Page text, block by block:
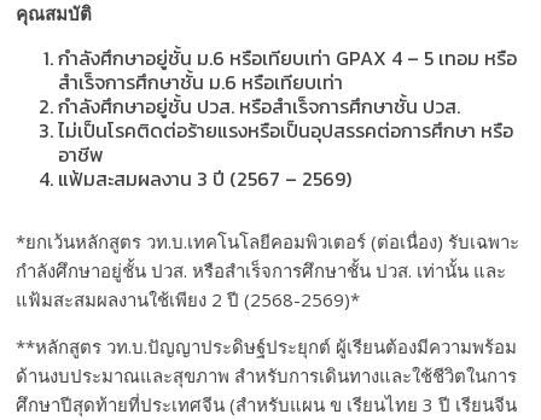
คุณสมบัติ
กำลังศึกษาอยู่ชั้น ม.6 หรือเทียบเท่า GPAX 4 – 5 เทอม หรือ
สำเร็จการศึกษาชั้น ม.6 หรือเทียบเท่า
กำลังศึกษาอยู่ชั้น ปวส. หรือสำเร็จการศึกษาชั้น ปวส.
ไม่เป็นโรคติดต่อร้ายแรงหรือเป็นอุปสรรคต่อการศึกษา หรือ
อาชีพ
แฟ้มสะสมผลงาน 3 ปี (2567 – 2569)
*ยกเว้นหลักสูตร วท.บ.เทคโนโลยีคอมพิวเตอร์ (ต่อเนื่อง) รับเฉพาะ
กำลังศึกษาอยู่ชั้น ปวส. หรือสำเร็จการศึกษาชั้น ปวส. เท่านั้น และ
แฟ้มสะสมผลงานใช้เพียง 2 ปี (2568-2569)*
**หลักสูตร วท.บ.ปัญญาประดิษฐ์ประยุกต์ ผู้เรียนต้องมีความพร้อม
ด้านงบประมาณและสุขภาพ สำหรับการเดินทางและใช้ชีวิตในการ
ศึกษาปีสุดท้ายที่ประเทศจีน (สำหรับแผน ข เรียนไทย 3 ปี เรียนจีน